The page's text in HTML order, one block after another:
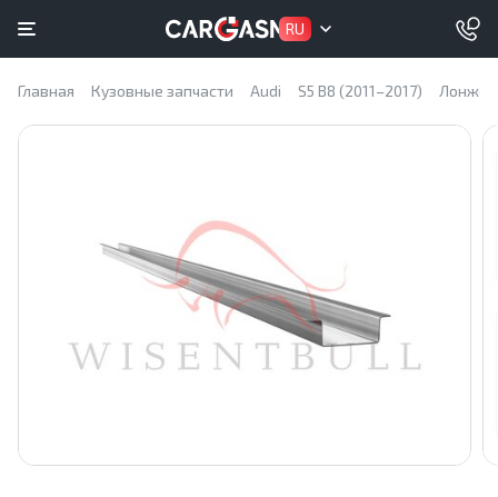
RU
Главная Кузовные запчасти Audi S5 B8 (2011–2017)